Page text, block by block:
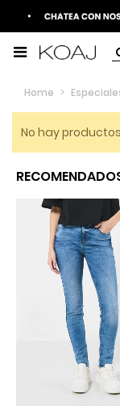
Home >
No hay